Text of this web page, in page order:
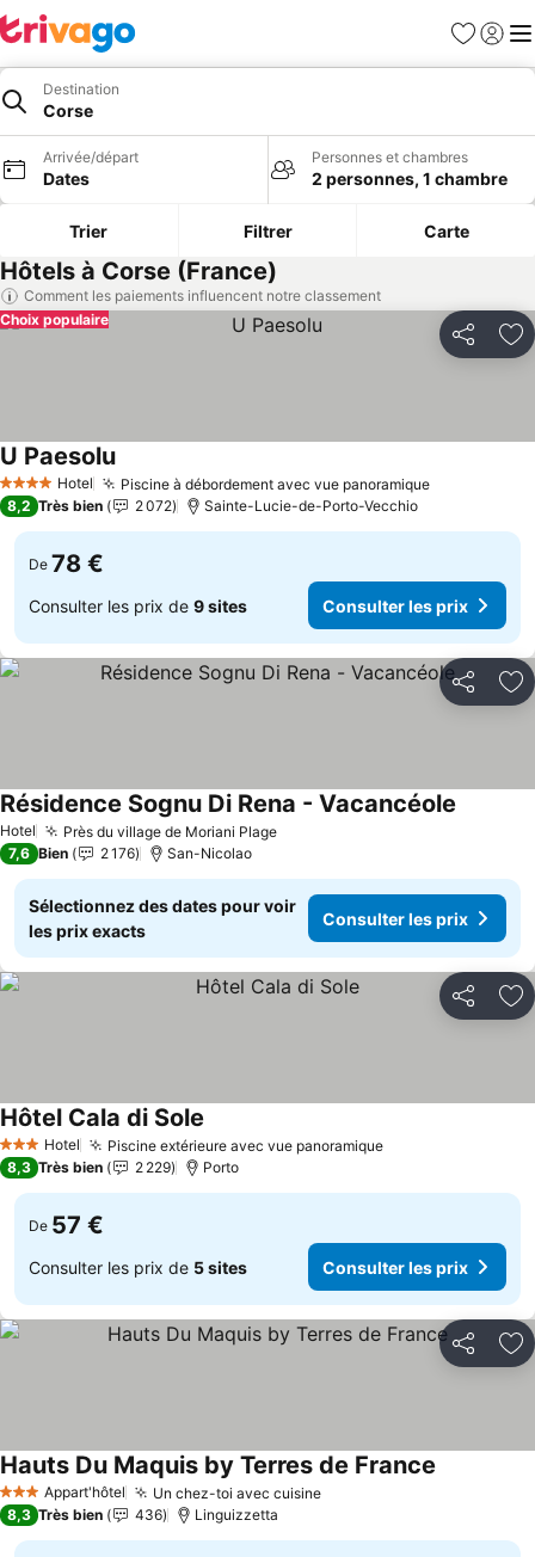
Favoris
Se
Destination
Corse
Arrivée/départ
Dates
Personnes et chambres
2 personnes, 1 chambre
Trier Filtrer Carte
Hôtels à Corse (France)
Comment les paiements influencent notre classement
Partager
Choix populaire
4 Étoiles Hotel Piscine à débordement avec vue panoramiqueConsulter
U PaesoluConsulter les prix
8,2 Très bien 2 072 Sainte-Lucie-de-Porto-Vecchio
De 78 €
Consulter les prix de 9 sites Consulter les prix
Partager
Hotel Près du village de Moriani PlageConsulter les prix
Résidence Sognu Di Rena - Vacancéole
7,6 Bien 2 176 San-Nicolao
Sélectionnez des dates pour voir
les prix exacts
Consulter les prix
Partager
3 ÉtoilesHotel Piscine extérieure avec vue panoramiqueConsulter les
Hôtel Cala di Sole
8,3 Très bien 2 229 Porto
De 57 €
Consulter les prix de 5 sites Consulter les prix
Partager
3 ÉtoilesAppart'hôtel Un chez-toi avec cuisineConsulter les prix
Hauts Du Maquis by Terres de France
8,3 Très bien 436 Linguizzetta